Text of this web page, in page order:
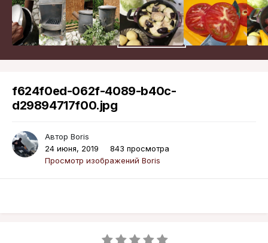
f624f0ed-062f-4089-b40c-
d29894717f00.jpg
Автор Boris
24 июня, 2019
843 просмотра
Просмотр изображений Boris